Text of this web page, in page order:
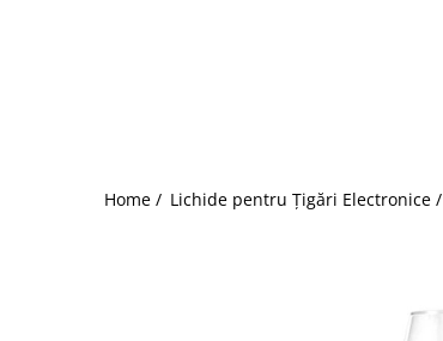
Home / Lichide pentru Țigări Electronice /